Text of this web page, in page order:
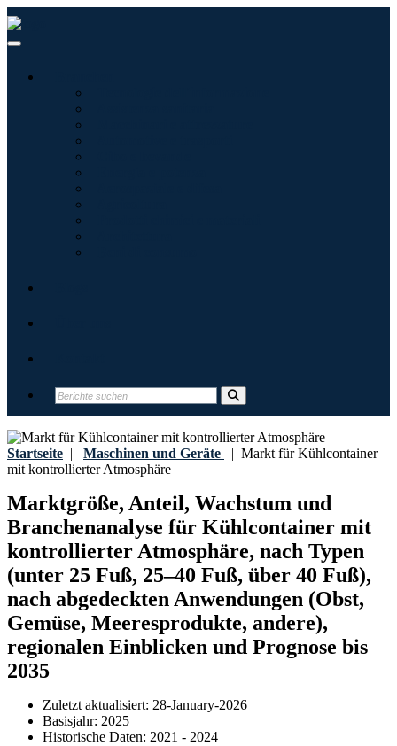
Startseite | Maschinen und Geräte | Markt für Kühlcontainer
mit kontrollierter Atmosphäre
Marktgröße, Anteil, Wachstum und
Branchenanalyse für Kühlcontainer mit
kontrollierter Atmosphäre, nach Typen
(unter 25 Fuß, 25–40 Fuß, über 40 Fuß),
nach abgedeckten Anwendungen (Obst,
Gemüse, Meeresprodukte, andere),
regionalen Einblicken und Prognose bis
2035
Zuletzt aktualisiert: 28-January-2026
Basisjahr: 2025
Historische Daten: 2021 - 2024